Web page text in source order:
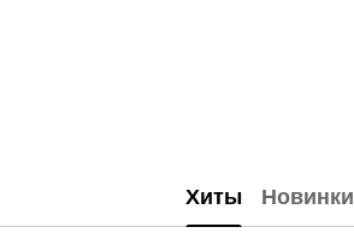
Хиты Новинки